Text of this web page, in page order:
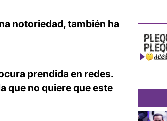
notoriedad, también ha
prendida en redes.
que no quiere que este